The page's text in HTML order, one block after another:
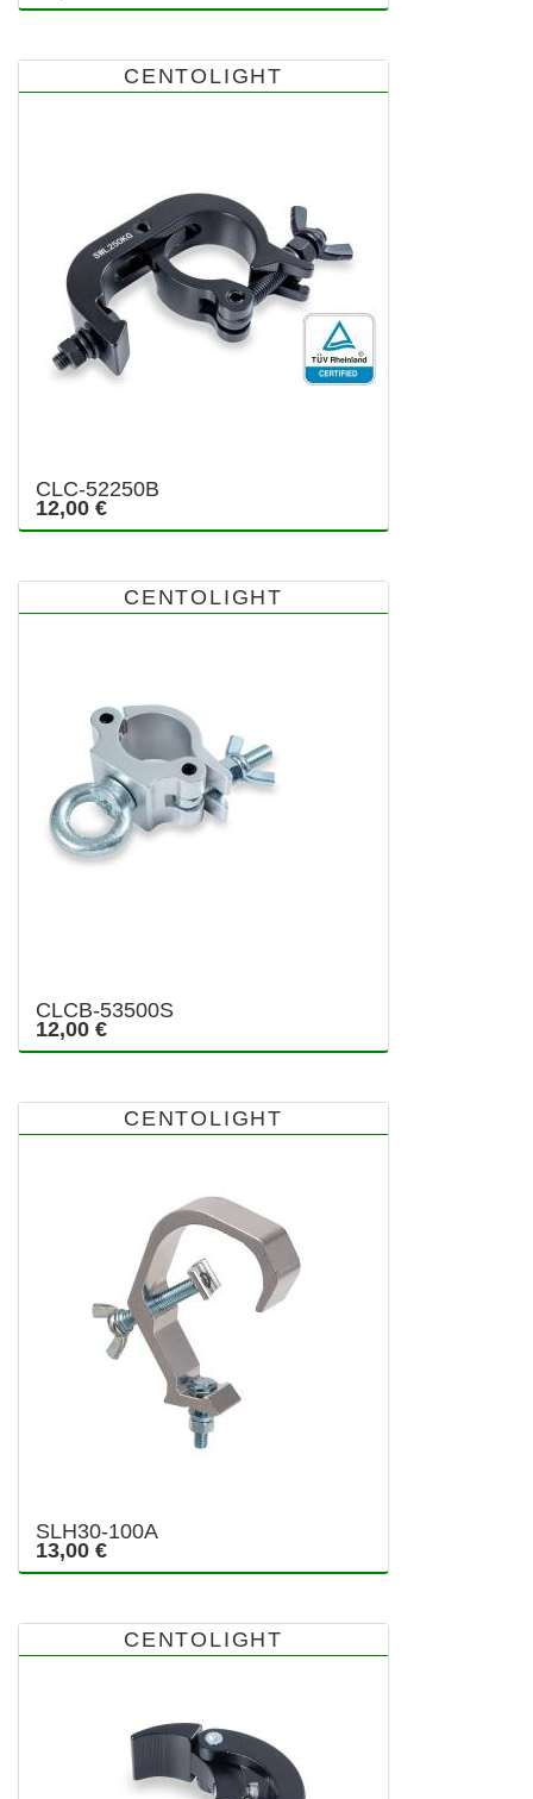
CENTOLIGHT
CLC-52250B
12,00 €
CENTOLIGHT
CLCB-53500S
12,00 €
CENTOLIGHT
SLH30-100A
13,00 €
CENTOLIGHT